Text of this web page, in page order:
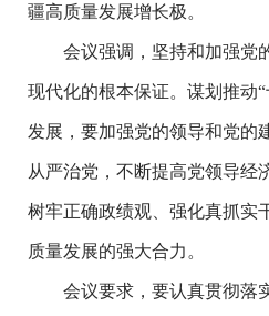
疆高质量发展增长极。
会议强调，坚持和加强党
现代化的根本保证。谋划推动
发展，要加强党的领导和党的
从严治党，不断提高党领导经
树牢正确政绩观、强化真抓实
质量发展的强大合力。
会议要求，要认真贯彻落